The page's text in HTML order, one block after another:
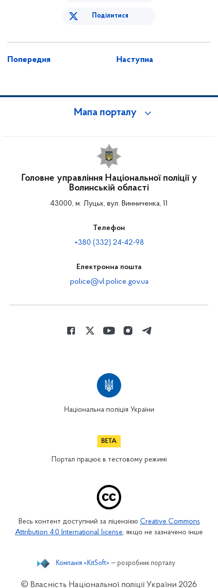
Поділитися
Попередня Наступна
Мапа порталу
Головне управління Національної поліції у
Волинській області
43000, м. Луцьк, вул. Винниченка, 11
Телефон
+380 (332) 24-42-98
Електронна пошта
police@vl.police.gov.ua
Національна поліція України
Портал працює в тестовому режимі
Весь контент доступний за ліцензією Creative Commons
Attribution 4.0 International license, якщо не зазначено інше
© Власність Національної поліції України 2026
Компанія «KitSoft» — розробник порталу